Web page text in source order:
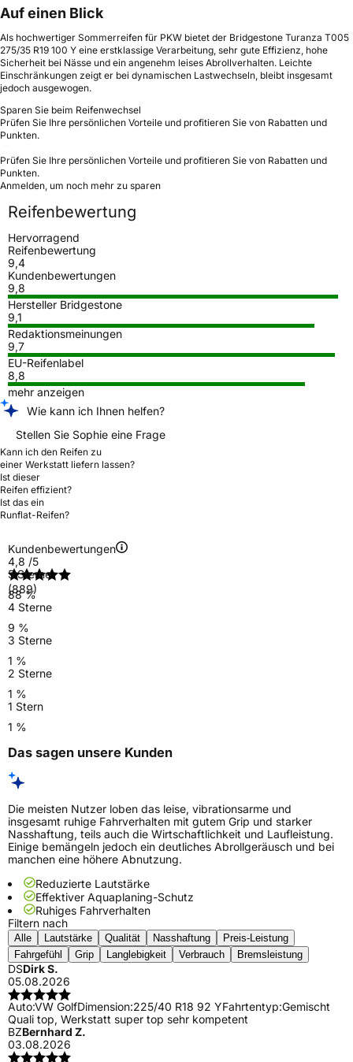
Auf einen Blick
Als hochwertiger Sommerreifen für PKW bietet der Bridgestone Turanza T005
275/35 R19 100 Y eine erstklassige Verarbeitung, sehr gute Effizienz, hohe
Sicherheit bei Nässe und ein angenehm leises Abrollverhalten. Leichte
Einschränkungen zeigt er bei dynamischen Lastwechseln, bleibt insgesamt
jedoch ausgewogen.
Sparen Sie beim Reifenwechsel
Prüfen Sie Ihre persönlichen Vorteile und profitieren Sie von Rabatten und
Punkten.
Prüfen Sie Ihre persönlichen Vorteile und profitieren Sie von Rabatten und
Punkten.
Anmelden, um noch mehr zu sparen
Reifenbewertung
Hervorragend
Reifenbewertung
9,4
Kundenbewertungen
9,8
Hersteller Bridgestone
9,1
Redaktionsmeinungen
9,7
EU-Reifenlabel
8,8
mehr anzeigen
Wie kann ich Ihnen helfen?
Stellen Sie Sophie eine Frage
Kann ich den Reifen zu
einer Werkstatt liefern lassen?
Ist dieser
Reifen effizient?
Ist das ein
Runflat-Reifen?
Kundenbewertungen
4,8 /5
(889)
5 Sterne
88 %
4 Sterne
9 %
3 Sterne
1 %
2 Sterne
1 %
1 Stern
1 %
Das sagen unsere Kunden
Die meisten Nutzer loben das leise, vibrationsarme und
insgesamt ruhige Fahrverhalten mit gutem Grip und starker
Nasshaftung, teils auch die Wirtschaftlichkeit und Laufleistung.
Einige bemängeln jedoch ein deutliches Abrollgeräusch und bei
manchen eine höhere Abnutzung.
Reduzierte Lautstärke
Effektiver Aquaplaning-Schutz
Ruhiges Fahrverhalten
Filtern nach
Alle Lautstärke Qualität Nasshaftung
Preis-Leistung
Fahrgefühl
Grip Langlebigkeit Verbrauch Bremsleistung
DSDirk S.
05.08.2026
Auto:VW GolfDimension:225/40 R18 92 YFahrtentyp:Gemischt
Quali top, Werkstatt super top sehr kompetent
BZBernhard Z.
03.08.2026